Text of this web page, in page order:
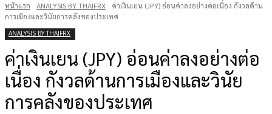
หน้าแรก ANALYSIS BY THAIFRX
ค่าเงินเยน (JPY) อ่อนค่าลงอย่างต่อเนื่อง กังวลด้าน
การเมืองและวินัยการคลังของประเทศ
ANALYSIS BY THAIFRX
ค่าเงินเยน (JPY) อ่อนค่าลงอย่างต่อ
เนื่อง กังวลด้านการเมืองและวินัย
การคลังของประเทศ